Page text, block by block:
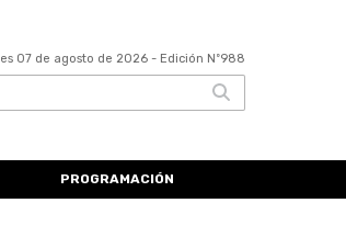
07 de agosto de 2026 - Edición Nº988
PROGRAMACIÓN